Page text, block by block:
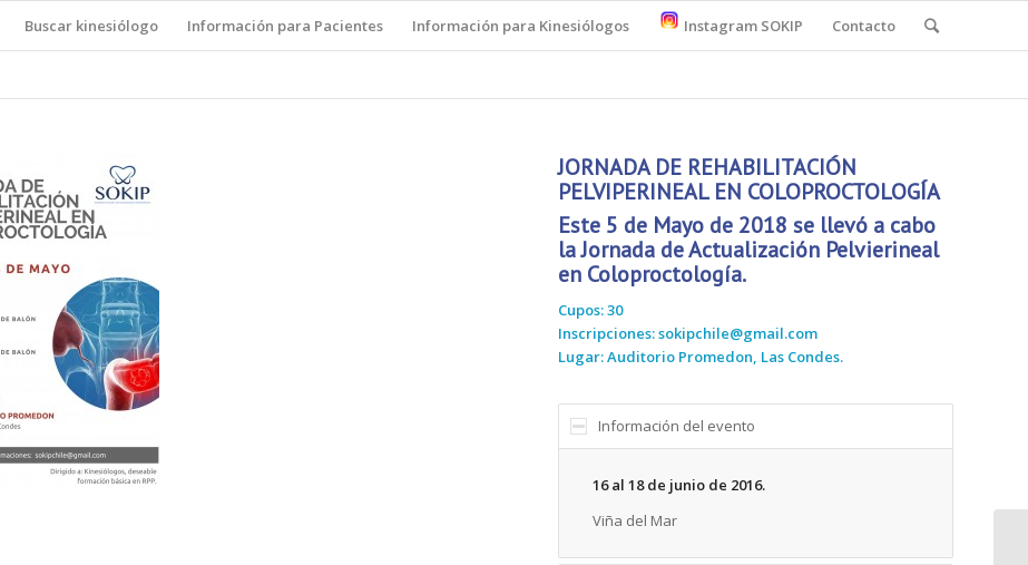
Buscar kinesiólogo Información para Pacientes Información para Kinesiólogos Instagram SOKIP Contacto
JORNADA DE REHABILITACIÓN
PELVIPERINEAL EN COLOPROCTOLOGÍA
Este 5 de Mayo de 2018 se llevó a cabo
la Jornada de Actualización Pelvierineal
en Coloproctología.
Cupos: 30
Inscripciones: sokipchile@gmail.com
Lugar: Auditorio Promedon, Las Condes.
Información del evento
16 al 18 de junio de 2016.
Viña del Mar